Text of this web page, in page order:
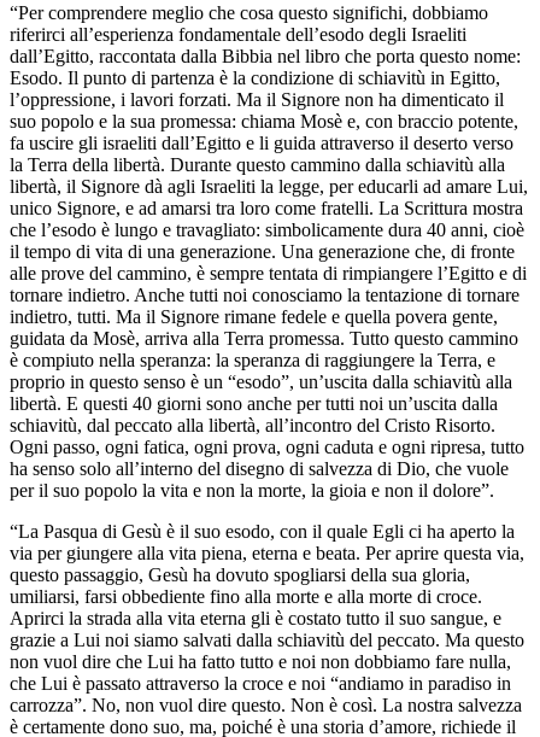
“Per comprendere meglio che cosa questo significhi, dobbiamo
riferirci all’esperienza fondamentale dell’esodo degli Israeliti
dall’Egitto, raccontata dalla Bibbia nel libro che porta questo nome:
Esodo. Il punto di partenza è la condizione di schiavitù in Egitto,
l’oppressione, i lavori forzati. Ma il Signore non ha dimenticato il
suo popolo e la sua promessa: chiama Mosè e, con braccio potente,
fa uscire gli israeliti dall’Egitto e li guida attraverso il deserto verso
la Terra della libertà. Durante questo cammino dalla schiavitù alla
libertà, il Signore dà agli Israeliti la legge, per educarli ad amare Lui,
unico Signore, e ad amarsi tra loro come fratelli. La Scrittura mostra
che l’esodo è lungo e travagliato: simbolicamente dura 40 anni, cioè
il tempo di vita di una generazione. Una generazione che, di fronte
alle prove del cammino, è sempre tentata di rimpiangere l’Egitto e di
tornare indietro. Anche tutti noi conosciamo la tentazione di tornare
indietro, tutti. Ma il Signore rimane fedele e quella povera gente,
guidata da Mosè, arriva alla Terra promessa. Tutto questo cammino
è compiuto nella speranza: la speranza di raggiungere la Terra, e
proprio in questo senso è un “esodo”, un’uscita dalla schiavitù alla
libertà. E questi 40 giorni sono anche per tutti noi un’uscita dalla
schiavitù, dal peccato alla libertà, all’incontro del Cristo Risorto.
Ogni passo, ogni fatica, ogni prova, ogni caduta e ogni ripresa, tutto
ha senso solo all’interno del disegno di salvezza di Dio, che vuole
per il suo popolo la vita e non la morte, la gioia e non il dolore”.
“La Pasqua di Gesù è il suo esodo, con il quale Egli ci ha aperto la
via per giungere alla vita piena, eterna e beata. Per aprire questa via,
questo passaggio, Gesù ha dovuto spogliarsi della sua gloria,
umiliarsi, farsi obbediente fino alla morte e alla morte di croce.
Aprirci la strada alla vita eterna gli è costato tutto il suo sangue, e
grazie a Lui noi siamo salvati dalla schiavitù del peccato. Ma questo
non vuol dire che Lui ha fatto tutto e noi non dobbiamo fare nulla,
che Lui è passato attraverso la croce e noi “andiamo in paradiso in
carrozza”. No, non vuol dire questo. Non è così. La nostra salvezza
è certamente dono suo, ma, poiché è una storia d’amore, richiede il